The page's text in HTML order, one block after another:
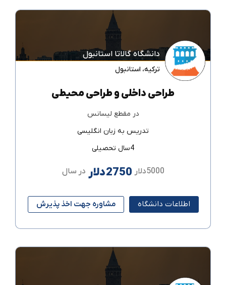
دانشگاه گالاتا استانبول
ترکیه، استانبول
طراحی داخلی و طراحی محیطی
در مقطع لیسانس
تدریس به زبان انگلیسی
4سال تحصیلی
5000دلار 2750دلار در سال
اطلاعات دانشگاه مشاوره جهت اخذ پذیرش